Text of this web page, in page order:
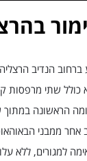
80 ש"ח והוא כולל שתי
הראשונה במתוך
אחר ממבני
למגורים, ללא